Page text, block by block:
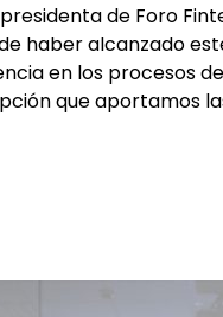
de Foro
haber alcanzado
en los procesos
que aportamos